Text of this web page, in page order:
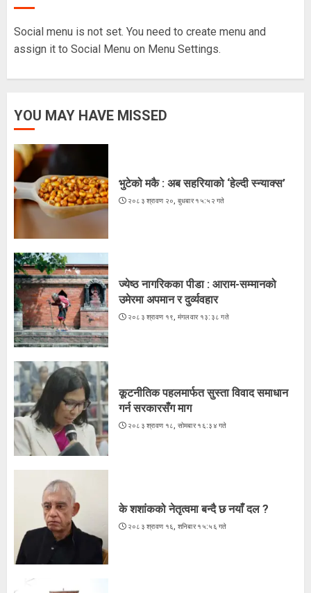
1
२०८३ श्रावण २०, बुधबार १५:५२ गते
2
ज्येष्ठ नागरिकका पीडा : आराम-सम्मानको
3
कूटनीतिक पहलमार्फत सुस्ता विवाद समाधान
Social menu is not set. You need to create menu and
assign it to Social Menu on Menu Settings.
YOU MAY HAVE MISSED
भुटेको मकै : अब सहरियाको ‘हेल्दी स्न्याक्स’
२०८३ श्रावण २०, बुधबार १५:५२ गते
ज्येष्ठ नागरिकका पीडा : आराम-सम्मानको
उमेरमा अपमान र दुर्व्यवहार
२०८३ श्रावण १९, मंगलवार १३:३८ गते
कूटनीतिक पहलमार्फत सुस्ता विवाद समाधान
गर्न सरकारसँग माग
२०८३ श्रावण १८, सोमबार १६:३४ गते
के शशांकको नेतृत्वमा बन्दै छ नयाँ दल ?
२०८३ श्रावण १६, शनिबार १५:५६ गते